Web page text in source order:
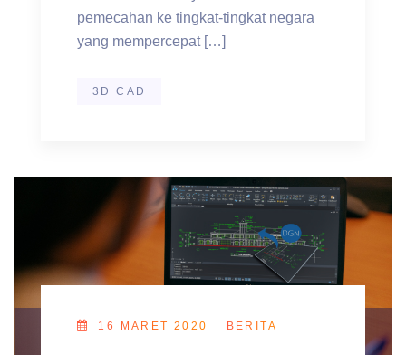
pemecahan ke tingkat-tingkat negara
yang mempercepat […]
3D CAD
16 MARET 2020 BERITA